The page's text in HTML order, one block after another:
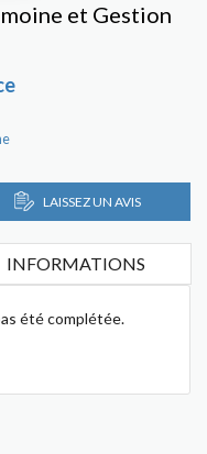
et Gestion
LAISSEZ UN AVIS
INFORMATIONS
été complétée.